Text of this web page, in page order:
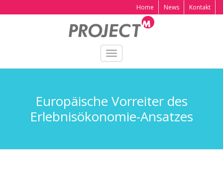
Home News Kontakt
Toggle
Europäische Vorreiter des
Erlebnisökonomie-Ansatzes